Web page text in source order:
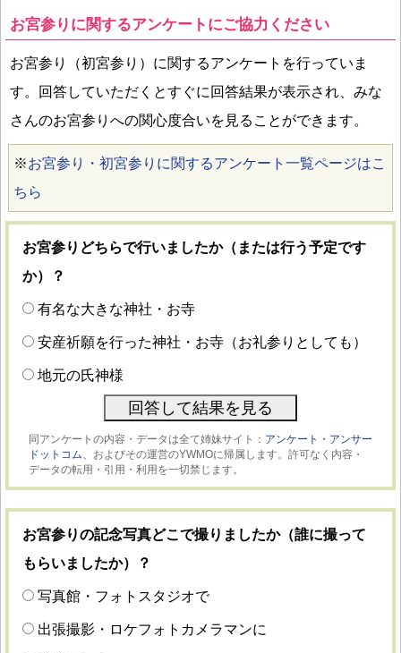
お宮参りに関するアンケートにご協力ください
お宮参り（初宮参り）に関するアンケートを行っていま
す。回答していただくとすぐに回答結果が表示され、みな
さんのお宮参りへの関心度合いを見ることができます。
※お宮参り・初宮参りに関するアンケート一覧ページはこ
ちら
お宮参りどちらで行いましたか（または行う予定です
か）？
有名な大きな神社・お寺
安産祈願を行った神社・お寺（お礼参りとしても）
地元の氏神様
同アンケートの内容・データは全て姉妹サイト： アンケート・アンサー
ドットコム、 およびその運営のYWMOに帰属します。許可なく内容・
データの転用・引用・利用を一切禁じます。
お宮参りの記念写真どこで撮りましたか（誰に撮って
もらいましたか）？
写真館・フォトスタジオで
出張撮影・ロケフォトカメラマンに